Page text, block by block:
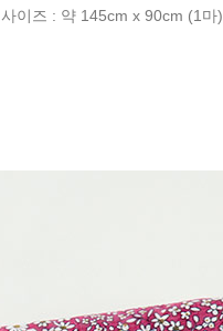
사이즈 : 약 145cm x 90cm (1마)